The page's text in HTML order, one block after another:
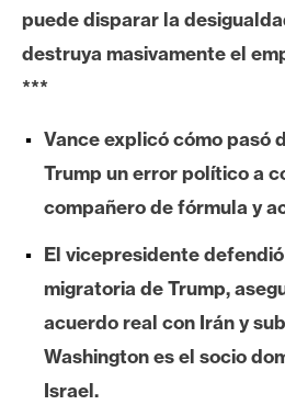
E
h
e
u
m
I
A
puede disparar la
destruya masivamente el
***
Vance explicó cómo pasó
Trump un error político a
compañero de fórmula y
El vicepresidente
migratoria de Trump,
acuerdo real con Irán y
Washington es el socio
Israel.